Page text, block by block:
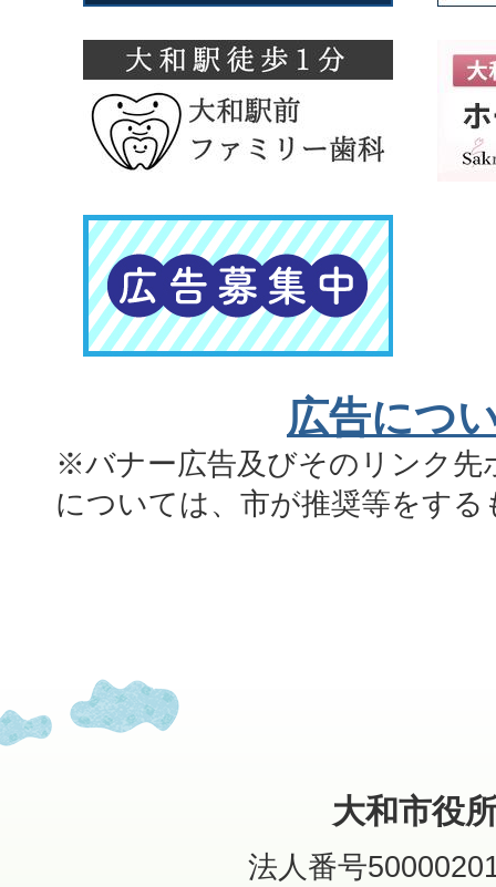
広告につ
※バナー広告及びそのリンク先
については、市が推奨等をす
大和市役
法人番号